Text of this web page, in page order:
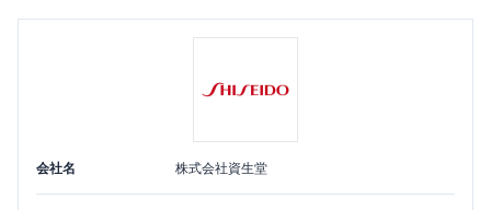
会社名 株式会社資生堂